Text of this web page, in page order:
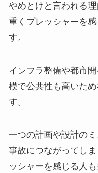
やめとけと言われる
重くプレッシャーを
す。
インフラ整備や都市
模で公共性も高いた
す。
一つの計画や設計の
事故につながってし
ッシャーを感じる人も